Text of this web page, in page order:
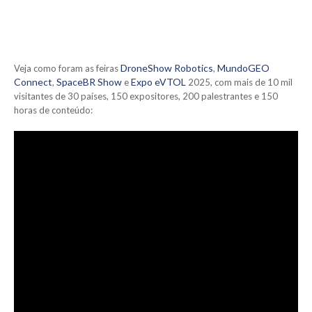
Veja como foram as feirasDroneShow Robotics, MundoGEO
Connect, SpaceBR Show eExpo eVTOL 2025, com mais de 10 mil
visitantes de 30 países, 150 expositores, 200 palestrantes e 150
horas de conteúdo: